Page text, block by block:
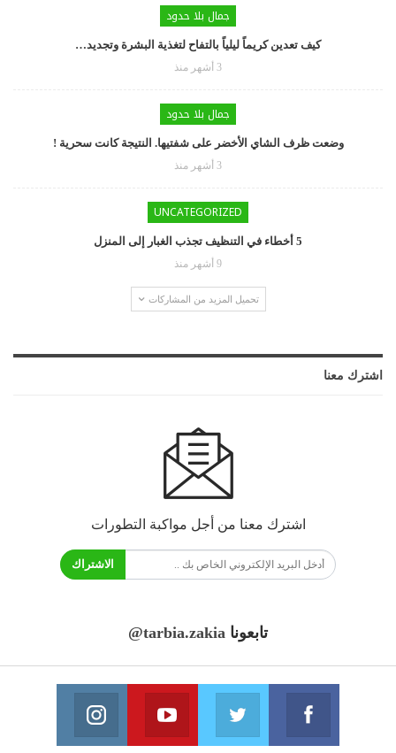
جمال بلا حدود
كيف تعدين كريماً ليلياً بالتفاح لتغذية البشرة وتجديد…
3 أشهر منذ
جمال بلا حدود
وضعت ظرف الشاي الأخضر على شفتيها. النتيجة كانت سحرية !
3 أشهر منذ
UNCATEGORIZED
5 أخطاء في التنظيف تجذب الغبار إلى المنزل
9 أشهر منذ
تحميل المزيد من المشاركات
اشترك معنا
اشترك معنا من أجل مواكبة التطورات
الاشتراك
تابعونا @tarbia.zakia
فايسبوك
انضم الينا انضم الينا
يوتيوب
انضم الينا